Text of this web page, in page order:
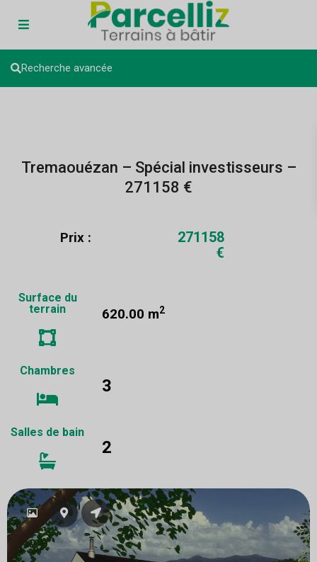
Recherche avancée
Tremaouézan – Spécial investisseurs –
271158 €
Prix :
271158
€
Surface du
terrain
620.00 m2
Chambres
3
Salles de bain
2